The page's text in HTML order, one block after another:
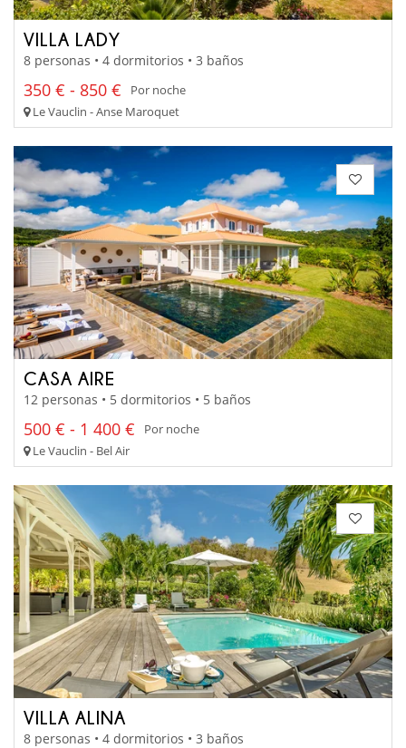
VILLA LADY
8 personas • 4 dormitorios • 3 baños
350 € - 850 €
Por noche
Le Vauclin - Anse Maroquet
CASA AIRE
12 personas • 5 dormitorios • 5 baños
500 € - 1 400 €
Por noche
Le Vauclin - Bel Air
VILLA ALINA
8 personas • 4 dormitorios • 3 baños